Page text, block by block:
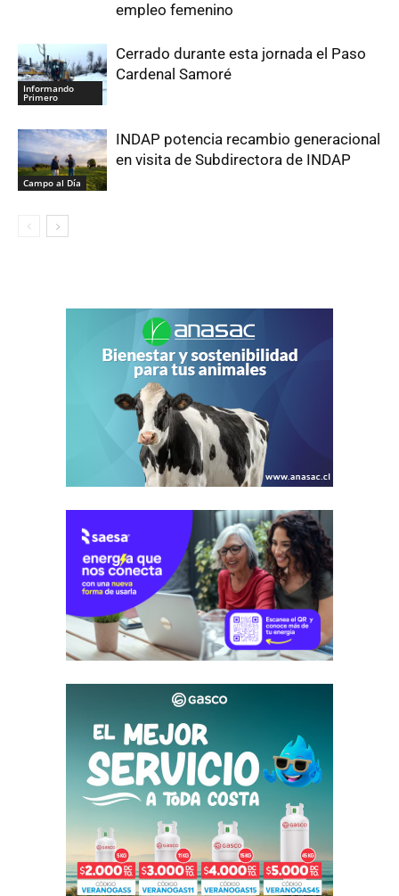
empleo femenino
Informando
Primero
Cerrado durante esta jornada el Paso
Cardenal Samoré
Campo al Día
INDAP potencia recambio generacional
en visita de Subdirectora de INDAP